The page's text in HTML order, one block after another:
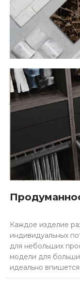
Каждое изделие
индивидуальных
для небольших
модели для
идеально